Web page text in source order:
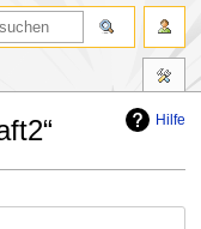
Hilfe